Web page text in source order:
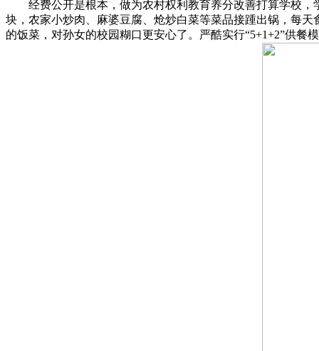
经费公开是根本，做为农村权利教育养分改善打算学校，
块，农家小炒肉、麻婆豆腐、炝炒白菜等菜品接踵出锅，每
的饭菜，对孙女的校园糊口更安心了。严酷实行“5+1+2”供